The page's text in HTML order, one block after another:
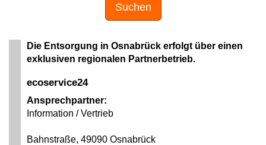
Suchen
Die Entsorgung in Osnabrück erfolgt über einen
exklusiven regionalen Partnerbetrieb.
ecoservice24
Ansprechpartner:
Information / Vertrieb
Bahnstraße, 49090 Osnabrück